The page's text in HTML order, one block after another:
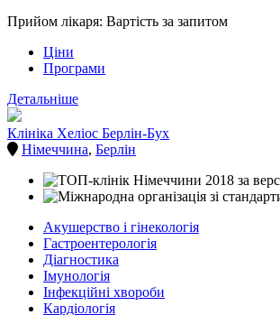
Прийом лікаря: Вартість за запитом
Ціни
Програми
Детальніше
Клініка Хеліос Берлін-Бух
Німеччина, Берлін
Акушерство і гінекологія
Гастроентерологія
Діагностика
Імунологія
Інфекційні хвороби
Кардіологія